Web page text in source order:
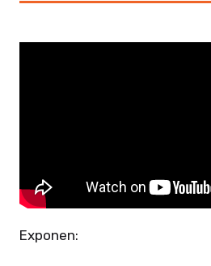
Exponen: